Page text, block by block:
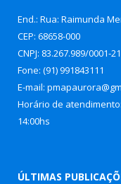
End.: Rua: Raimunda
CEP: 68658-000
CNPJ: 83.267.989/0001-21
Fone: (91) 991843111
E-mail:
Horário de
14:00hs
ÚLTIMAS